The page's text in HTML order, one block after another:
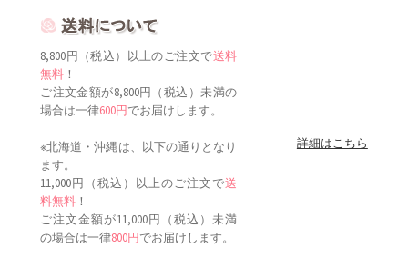
8,800円（税込）以上のご注文で送料
無料 ！
ご注文金額が8,800円（税込）未満の
場合は一律600円でお届けします。
※北海道・沖縄は、以下の通りとなり
ます。
11,000円（税込）以上のご注文で送
料無料 ！
ご注文金額が11,000円（税込）未満
の場合は一律800円でお届けします。
詳細はこちら